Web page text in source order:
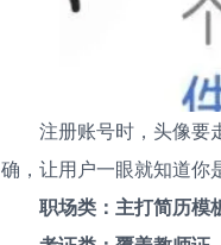
注册账号时，头像要
确，让用户一眼就知道你
职场类：主打简历模